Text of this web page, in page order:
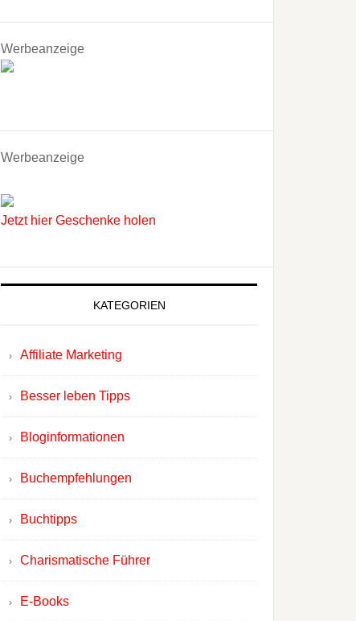
Werbeanzeige
Werbeanzeige
Jetzt hier Geschenke holen
KATEGORIEN
Affiliate Marketing
Besser leben Tipps
Bloginformationen
Buchempfehlungen
Buchtipps
Charismatische Führer
E-Books